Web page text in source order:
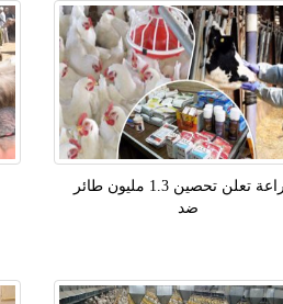
الزراعة تعلن تحصين 1.3 مليون طائر
ضد